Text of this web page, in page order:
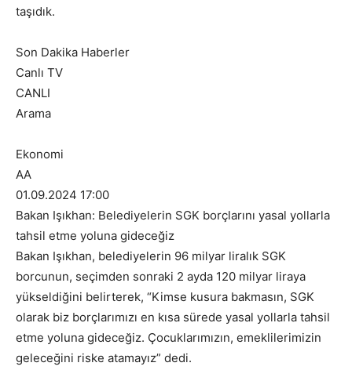
taşıdık.
Son Dakika Haberler
Canlı TV
CANLI
Arama
Ekonomi
AA
01.09.2024 17:00
Bakan Işıkhan: Belediyelerin SGK borçlarını yasal yollarla
tahsil etme yoluna gideceğiz
Bakan Işıkhan, belediyelerin 96 milyar liralık SGK
borcunun, seçimden sonraki 2 ayda 120 milyar liraya
yükseldiğini belirterek, “Kimse kusura bakmasın, SGK
olarak biz borçlarımızı en kısa sürede yasal yollarla tahsil
etme yoluna gideceğiz. Çocuklarımızın, emeklilerimizin
geleceğini riske atamayız” dedi.